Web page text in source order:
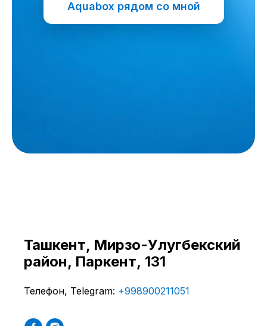
Aquabox рядом со мной
Ташкент, ​Мирзо-Улугбекский
район, Паркент, 131
Телефон, Telegram: +998900211051